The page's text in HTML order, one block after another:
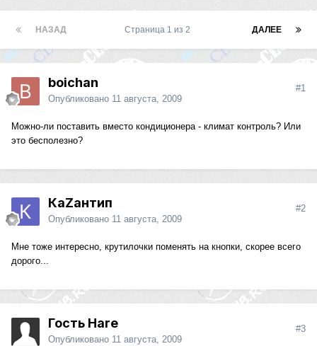
НАЗАД ДАЛЕЕ
Страница 1 из 2
boichan
Опубликовано 11 августа, 2009
#1
Можно-ли поставить вместо кондиционера - климат контроль? Или
это бесполезно?
КаZантип
Опубликовано 11 августа, 2009
#2
Мне тоже интересно, крутилочки поменять на кнопки, скорее всего
дорого...
Гость Hare
Опубликовано 11 августа, 2009
#3